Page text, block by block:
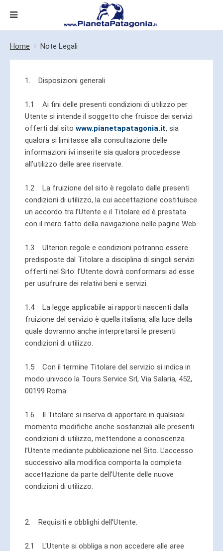
Home Note Legali
1. Disposizioni generali
1.1 Ai fini delle presenti condizioni di utilizzo per
Utente si intende il soggetto che fruisce dei servizi
offerti dal sito www.pianetapatagonia.it, sia
qualora si limitasse alla consultazione delle
informazioni ivi inserite sia qualora procedesse
all’utilizzo delle aree riservate.
1.2 La fruizione del sito è regolato dalle presenti
condizioni di utilizzo, la cui accettazione costituisce
un accordo tra l’Utente e il Titolare ed è prestata
con il mero fatto della navigazione nelle pagine Web.
1.3 Ulteriori regole e condizioni potranno essere
predisposte dal Titolare a disciplina di singoli servizi
offerti nel Sito: l’Utente dovrà conformarsi ad esse
per usufruire dei relativi beni e servizi.
1.4 La legge applicabile ai rapporti nascenti dalla
fruizione del servizio è quella italiana, alla luce della
quale dovranno anche interpretarsi le presenti
condizioni di utilizzo.
1.5 Con il termine Titolare del servizio si indica in
modo univoco la Tours Service Srl, Via Salaria, 452,
00199 Roma.
1.6 Il Titolare si riserva di apportare in qualsiasi
momento modifiche anche sostanziali alle presenti
condizioni di utilizzo, mettendone a conoscenza
l’Utente mediante pubblicazione nel Sito. L’accesso
successivo alla modifica comporta la completa
accettazione da parte dell’Utente delle nuove
condizioni di utilizzo.
2. Requisiti e obblighi dell’Utente.
2.1 L'Utente si obbliga a non accedere alle aree